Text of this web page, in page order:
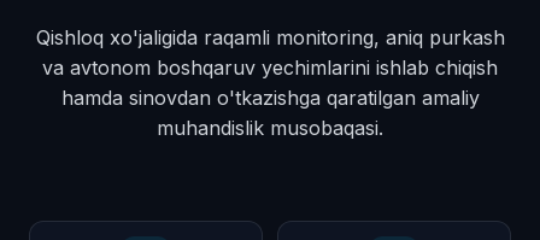
Qishloq xo'jaligida raqamli monitoring, aniq purkash
va avtonom boshqaruv yechimlarini ishlab chiqish
hamda sinovdan o'tkazishga qaratilgan amaliy
muhandislik musobaqasi.